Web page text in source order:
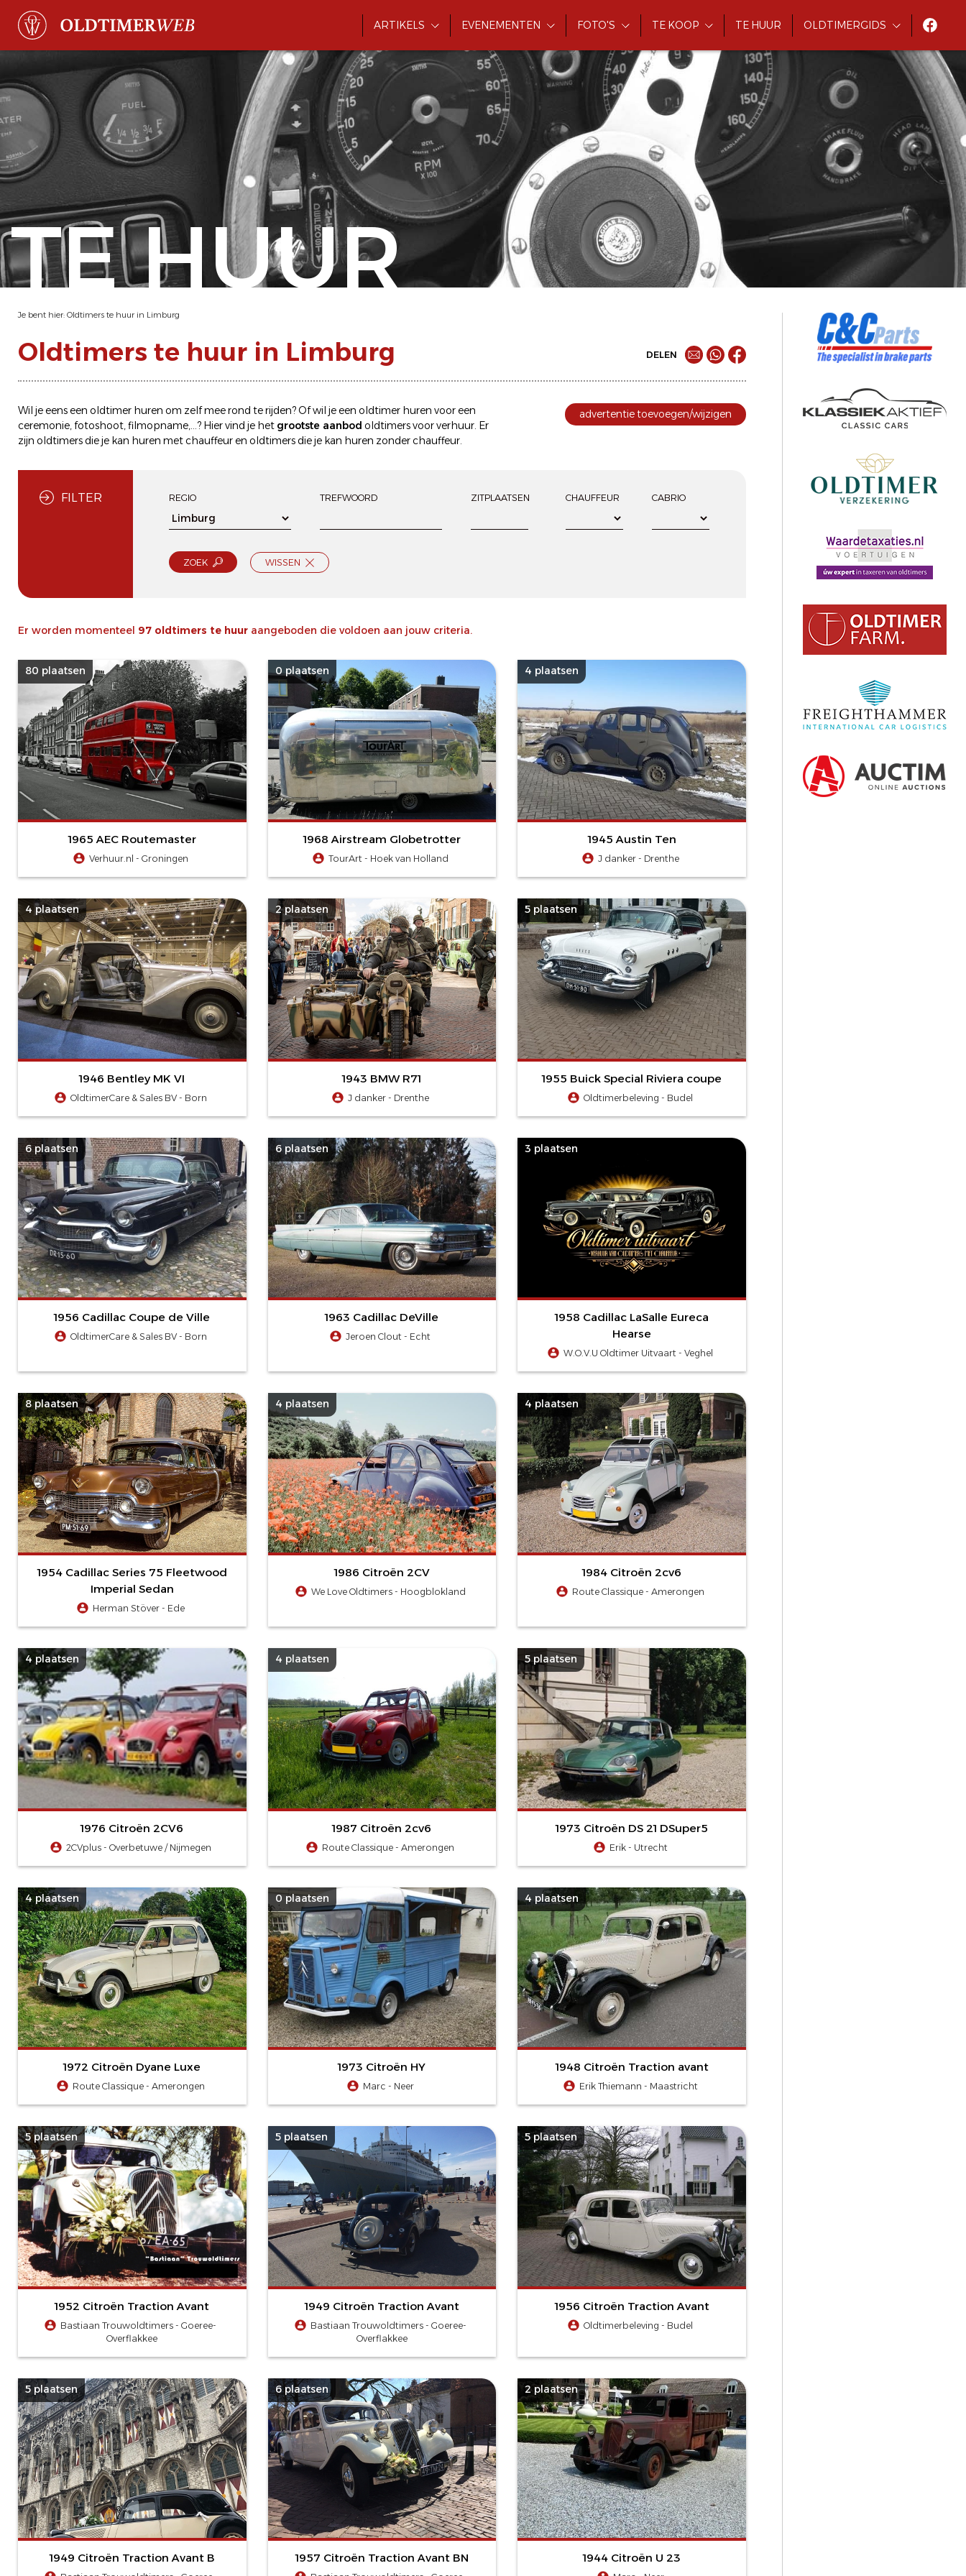
ARTIKELS EVENEMENTEN FOTO'S TE KOOP TE HUUR OLDTIMERGIDS
TE HUUR
Je bent hier: Oldtimers te huur in Limburg
Oldtimers te huur in Limburg DELEN
Wil je eens een oldtimer huren om zelf mee rond te rijden? Of wil je een oldtimer huren voor een
ceremonie, fotoshoot, filmopname,...? Hier vind je het grootste aanbod oldtimers voor verhuur. Er
zijn oldtimers die je kan huren met chauffeur en oldtimers die je kan huren zonder chauffeur.
advertentie toevoegen/wijzigen
FILTER REGIO TREFWOORD ZITPLAATSEN CHAUFFEUR CABRIO
ZOEK WISSEN
Er worden momenteel 97 oldtimers te huur aangeboden die voldoen aan jouw criteria.
80 plaatsen
1965 AEC Routemaster
Verhuur.nl - Groningen
0 plaatsen
1968 Airstream Globetrotter
TourArt - Hoek van Holland
4 plaatsen
1945 Austin Ten
J danker - Drenthe
4 plaatsen
1946 Bentley MK VI
OldtimerCare & Sales BV - Born
2 plaatsen
1943 BMW R71
J danker - Drenthe
5 plaatsen
1955 Buick Special Riviera coupe
Oldtimerbeleving - Budel
6 plaatsen
1956 Cadillac Coupe de Ville
OldtimerCare & Sales BV - Born
6 plaatsen
1963 Cadillac DeVille
Jeroen Clout - Echt
3 plaatsen
1958 Cadillac LaSalle Eureca
Hearse
W.O.V.U Oldtimer Uitvaart - Veghel
8 plaatsen
1954 Cadillac Series 75 Fleetwood
Imperial Sedan
Herman Stöver - Ede
4 plaatsen
1986 Citroën 2CV
We Love Oldtimers - Hoogblokland
4 plaatsen
1984 Citroën 2cv6
Route Classique - Amerongen
4 plaatsen
1976 Citroën 2CV6
2CVplus - Overbetuwe / Nijmegen
4 plaatsen
1987 Citroën 2cv6
Route Classique - Amerongen
5 plaatsen
1973 Citroën DS 21 DSuper5
Erik - Utrecht
4 plaatsen
1972 Citroën Dyane Luxe
Route Classique - Amerongen
0 plaatsen
1973 Citroën HY
Marc - Neer
4 plaatsen
1948 Citroën Traction avant
Erik Thiemann - Maastricht
5 plaatsen
1952 Citroën Traction Avant
Bastiaan Trouwoldtimers - Goeree-
Overflakkee
5 plaatsen
1949 Citroën Traction Avant
Bastiaan Trouwoldtimers - Goeree-
Overflakkee
5 plaatsen
1956 Citroën Traction Avant
Oldtimerbeleving - Budel
5 plaatsen
1949 Citroën Traction Avant B
6 plaatsen
1957 Citroën Traction Avant BN
2 plaatsen
1944 Citroën U 23